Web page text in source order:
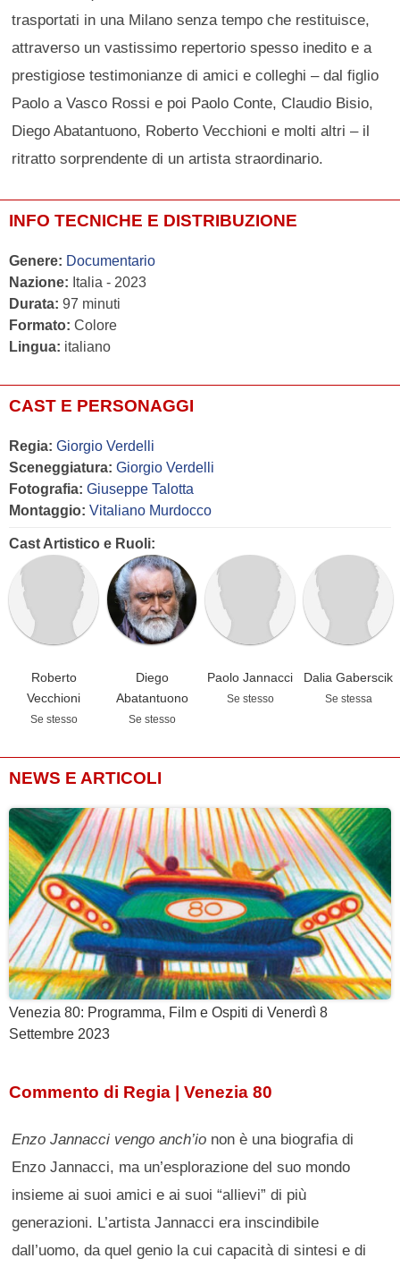
trasportati in una Milano senza tempo che restituisce,
attraverso un vastissimo repertorio spesso inedito e a
prestigiose testimonianze di amici e colleghi – dal figlio
Paolo a Vasco Rossi e poi Paolo Conte, Claudio Bisio,
Diego Abatantuono, Roberto Vecchioni e molti altri – il
ritratto sorprendente di un artista straordinario.
INFO TECNICHE E DISTRIBUZIONE
Genere: Documentario
Nazione: Italia - 2023
Durata: 97 minuti
Formato: Colore
Lingua: italiano
CAST E PERSONAGGI
Regia: Giorgio Verdelli
Sceneggiatura: Giorgio Verdelli
Fotografia: Giuseppe Talotta
Montaggio: Vitaliano Murdocco
Cast Artistico e Ruoli:
Roberto
Vecchioni
Se stesso
Diego
Abatantuono
Se stesso
Paolo Jannacci
Se stesso
Dalia Gaberscik
Se stessa
NEWS E ARTICOLI
Venezia 80: Programma, Film e Ospiti di Venerdì 8
Settembre 2023
Commento di Regia | Venezia 80
Enzo Jannacci vengo anch’io non è una biografia di
Enzo Jannacci, ma un’esplorazione del suo mondo
insieme ai suoi amici e ai suoi “allievi” di più
generazioni. L’artista Jannacci era inscindibile
dall’uomo, da quel genio la cui capacità di sintesi e di